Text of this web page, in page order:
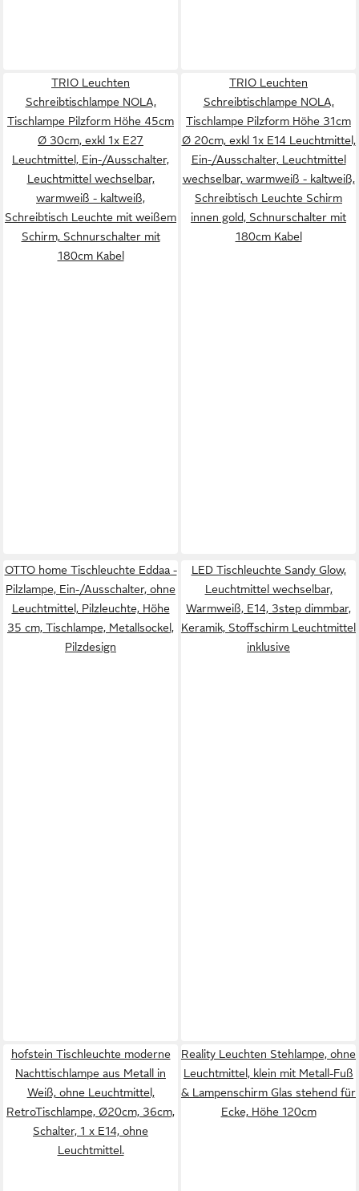
TRIO Leuchten
Schreibtischlampe NOLA,
Tischlampe Pilzform Höhe 45cm
Ø 30cm, exkl 1x E27
Leuchtmittel, Ein-/Ausschalter,
Leuchtmittel wechselbar,
warmweiß - kaltweiß,
Schreibtisch Leuchte mit weißem
Schirm, Schnurschalter mit
180cm Kabel
TRIO Leuchten
Schreibtischlampe NOLA,
Tischlampe Pilzform Höhe 31cm
Ø 20cm, exkl 1x E14 Leuchtmittel,
Ein-/Ausschalter, Leuchtmittel
wechselbar, warmweiß - kaltweiß,
Schreibtisch Leuchte Schirm
innen gold, Schnurschalter mit
180cm Kabel
OTTO home Tischleuchte Eddaa -
Pilzlampe, Ein-/Ausschalter, ohne
Leuchtmittel, Pilzleuchte, Höhe
35 cm, Tischlampe, Metallsockel,
Pilzdesign
LED Tischleuchte Sandy Glow,
Leuchtmittel wechselbar,
Warmweiß, E14, 3step dimmbar,
Keramik, Stoffschirm Leuchtmittel
inklusive
hofstein Tischleuchte moderne
Nachttischlampe aus Metall in
Weiß, ohne Leuchtmittel,
RetroTischlampe, Ø20cm, 36cm,
Schalter, 1 x E14, ohne
Leuchtmittel.
Reality Leuchten Stehlampe, ohne
Leuchtmittel, klein mit Metall-Fuß
& Lampenschirm Glas stehend für
Ecke, Höhe 120cm